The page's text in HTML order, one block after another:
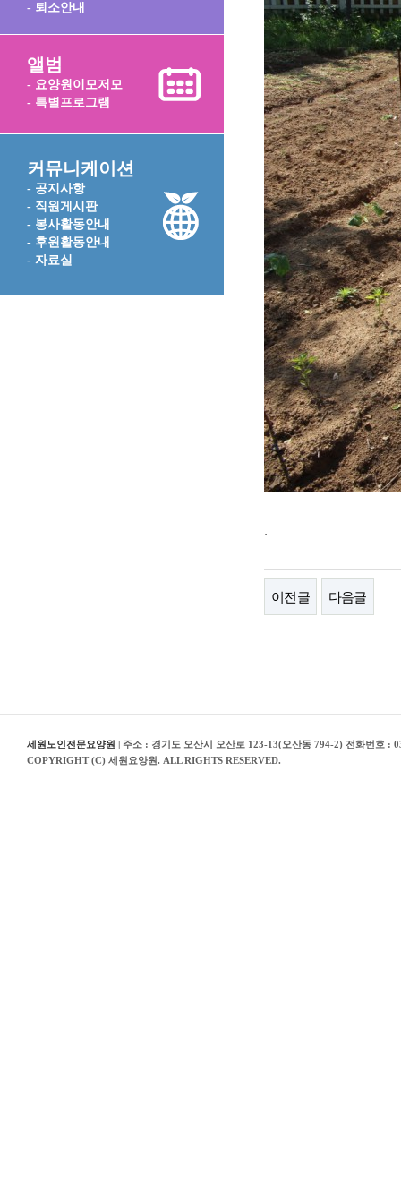
- 퇴소안내
앨범
- 요양원이모저모
- 특별프로그램
커뮤니케이션
- 공지사항
- 직원게시판
- 봉사활동안내
- 후원활동안내
- 자료실
.
이전글 다음글
세원노인전문요양원 | 주소 : 경기도 오산시 오산로 123-13(오산동 794-2) 전화번호 :
COPYRIGHT (C) 세원요양원. ALL RIGHTS RESERVED.